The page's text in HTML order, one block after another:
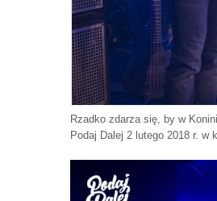
Rzadko zdarza się, by w
Podaj Dalej 2 lutego 2018 r. w